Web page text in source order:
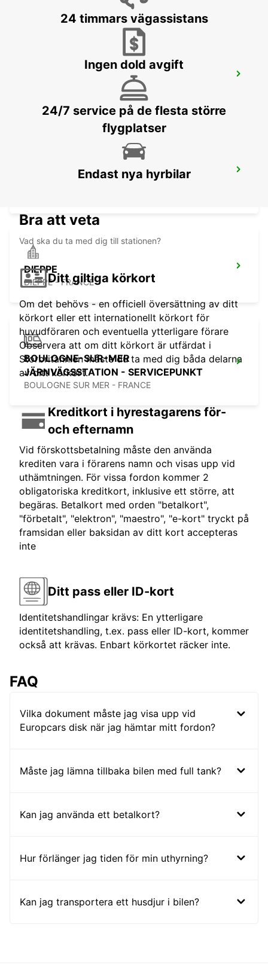
DIEPPE JÄRNVÄGSSTATION -
SERVICEPUNKT
DIEPPE
DIEPPE - FRANCE
BOULOGNE-SUR-MER
JÄRNVÄGSSTATION - SERVICEPUNKT
BOULOGNE SUR MER - FRANCE
24 timmars vägassistans
Ingen dold avgift
24/7 service på de flesta större
flygplatser
Endast nya hyrbilar
Bra att veta
Vad ska du ta med dig till stationen?
Ditt giltiga körkort
Om det behövs - en officiell översättning av ditt
körkort eller ett internationellt körkort för
huvudföraren och eventuella ytterligare förare
Observera att om ditt körkort är utfärdat i
Storbritannien måste du ta med dig båda delarna
av ditt körkort.
Kreditkort i hyrestagarens för-
och efternamn
Vid förskottsbetalning måste den använda
krediten vara i förarens namn och visas upp vid
uthämtningen. För vissa fordon kommer 2
obligatoriska kreditkort, inklusive ett större, att
begäras. Betalkort med orden "betalkort",
"förbetalt", "elektron", "maestro", "e-kort" tryckt på
framsidan eller baksidan av ditt kort accepteras
inte
Ditt pass eller ID-kort
Identitetshandlingar krävs: En ytterligare
identitetshandling, t.ex. pass eller ID-kort, kommer
också att krävas. Enbart körkortet räcker inte.
FAQ
Vilka dokument måste jag visa upp vid
Europcars disk när jag hämtar mitt fordon?
Måste jag lämna tillbaka bilen med full tank?
Kan jag använda ett betalkort?
Hur förlänger jag tiden för min uthyrning?
Kan jag transportera ett husdjur i bilen?